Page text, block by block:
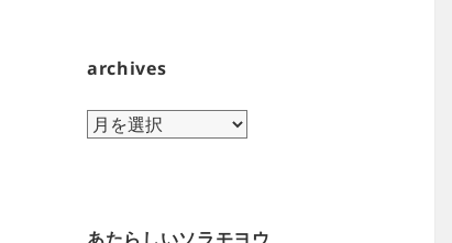
archives
archives